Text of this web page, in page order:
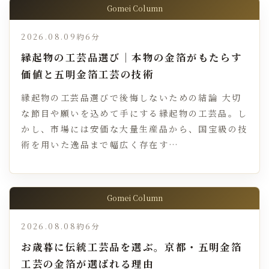
Gomei Column
2026.08.09 約6分
縁起物の工芸品選び｜本物の金箔がもたらす
価値と五明金箔工芸の技術
縁起物の工芸品選びで後悔しないための結論 大切
な節目や願いを込めて手にする縁起物の工芸品。し
かし、市場には安価な大量生産品から、国宝級の技
術を用いた逸品まで幅広く存在す…
Gomei Column
2026.08.08 約6分
お歳暮に伝統工芸品を選ぶ。京都・五明金箔
工芸の金箔が選ばれる理由